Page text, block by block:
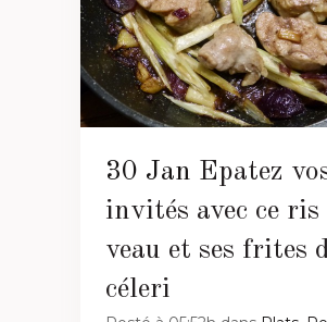
30 Jan Epatez
invités avec ce ris
veau et ses frites
céleri